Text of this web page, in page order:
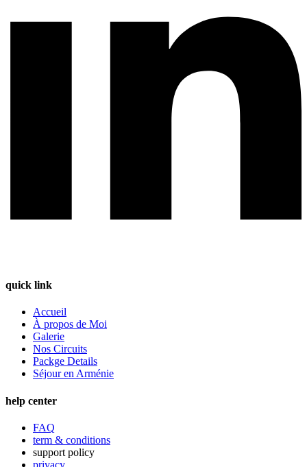
quick link
Accueil
À propos de Moi
Galerie
Nos Circuits
Packge Details
Séjour en Arménie
help center
FAQ
term & conditions
support policy
privacy